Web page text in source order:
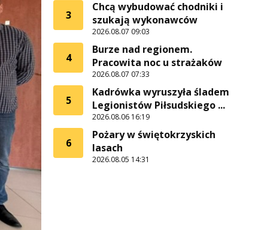
3
Chcą wybudować chodniki i
szukają wykonawców
2026.08.07 09:03
4
Burze nad regionem.
Pracowita noc u strażaków
2026.08.07 07:33
5
Kadrówka wyruszyła śladem
Legionistów Piłsudskiego ...
2026.08.06 16:19
6
Pożary w świętokrzyskich
lasach
2026.08.05 14:31